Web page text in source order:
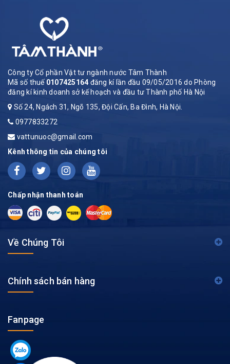
Công ty Cổ phần Vật tư ngành nước Tâm Thành
Mã số thuế 0107425164 đăng kí lần đầu 09/05/2016 do Phòng
đăng kí kinh doanh sở kế hoạch và đầu tư Thành phố Hà Nội
Số 24, Ngách 31, Ngõ 135, Đội Cấn, Ba Đình, Hà Nội.
0977833272
vattunuoc@gmail.com
Kênh thông tin của chúng tôi
Chấp nhận thanh toán
Về Chúng Tôi
Chính sách bán hàng
Fanpage